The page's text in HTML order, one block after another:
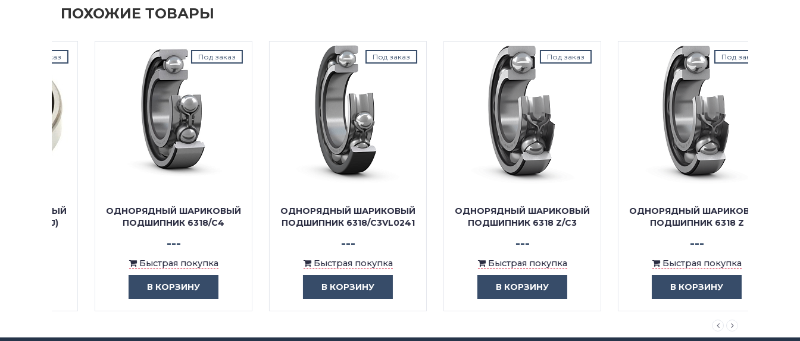
ПОХОЖИЕ ТОВАРЫ
Под заказ
ОДНОРЯДНЫЙ ШАРИКОВЫЙ
ПОДШИПНИК 6318/C4
Быстрая покупка
В КОРЗИНУ
Под заказ
ОДНОРЯДНЫЙ ШАРИКОВЫЙ
ПОДШИПНИК 6318/C3VL0241
Быстрая покупка
В КОРЗИНУ
Под заказ
ОДНОРЯДНЫЙ ШАРИКОВЫЙ
ПОДШИПНИК 6318 Z/C3
Быстрая покупка
В КОРЗИНУ
Под заказ
ОДНОРЯДНЫЙ ШАРИКОВЫЙ
ПОДШИПНИК 6318 Z
Быстрая покупка
В КОРЗИНУ